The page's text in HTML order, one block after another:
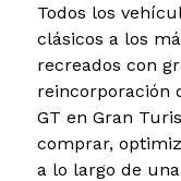
Todos los
clásicos a los
recreados con
reincorporación
GT en Gran
comprar,
a lo largo de